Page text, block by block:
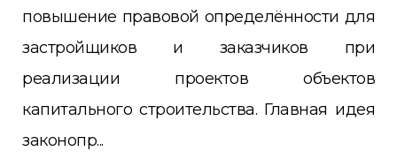
повышение правовой определённости для
застройщиков и заказчиков при
реализации проектов объектов
капитального строительства. Главная идея
законопр...